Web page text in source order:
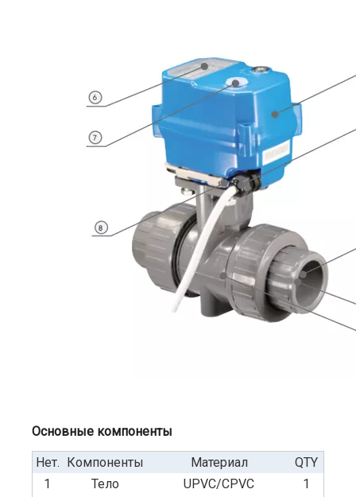
Основные компоненты
Нет. Компоненты Материал
QTY
1
Тело UPVC/CPVC
1